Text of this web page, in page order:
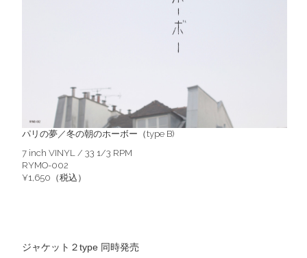
パリの夢／冬の朝のホーボー（type B)
7 inch VINYL / 33 1/3 RPM
RYMO-002
¥1,650（税込）
ジャケット２type 同時発売